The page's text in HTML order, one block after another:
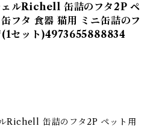
ェルRichell 缶詰のフタ2P ペ
フタ 食器 猫用 ミニ缶詰のフ
(1セット)4973655888834
Richell 缶詰のフタ2P ペット用